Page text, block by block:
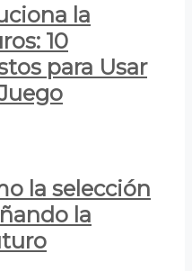
la
10
para Usar
la selección
la